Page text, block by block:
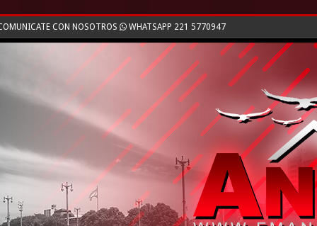
CON NOSOTROS WHATSAPP 221 5770947